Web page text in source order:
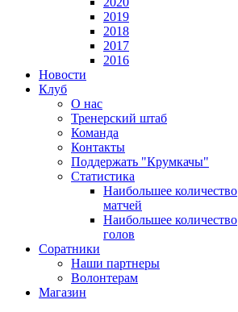
2019
2018
2017
2016
Новости
Клуб
О нас
Тренерский штаб
Команда
Контакты
Поддержать "Крумкачы"
Статистика
Наибольшее количество
матчей
Наибольшее количество
голов
Соратники
Наши партнеры
Волонтерам
Магазин